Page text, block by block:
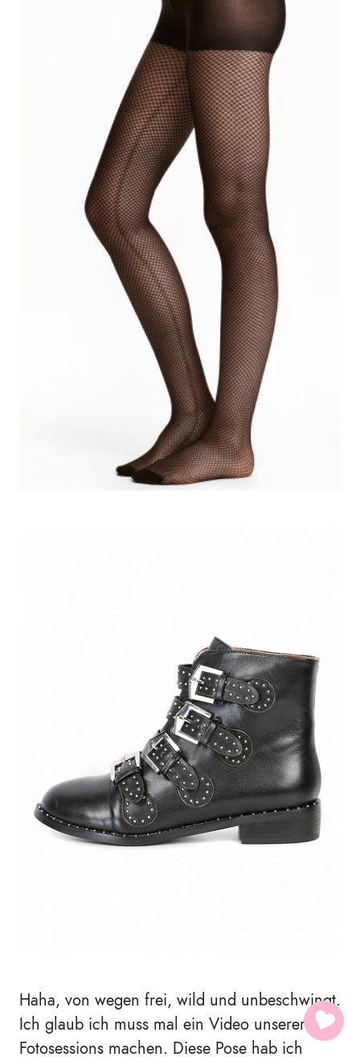
Haha, von wegen frei, wild und unbeschwingt.
Ich glaub ich muss mal ein Video unserer
Fotosessions machen. Diese Pose hab ich